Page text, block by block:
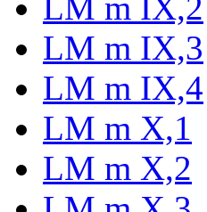
LM m IX,3
LM m IX,4
LM m X,1
LM m X,2